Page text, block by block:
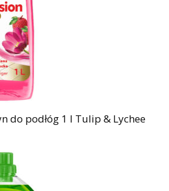
do podłóg 1 l Tulip & Lychee